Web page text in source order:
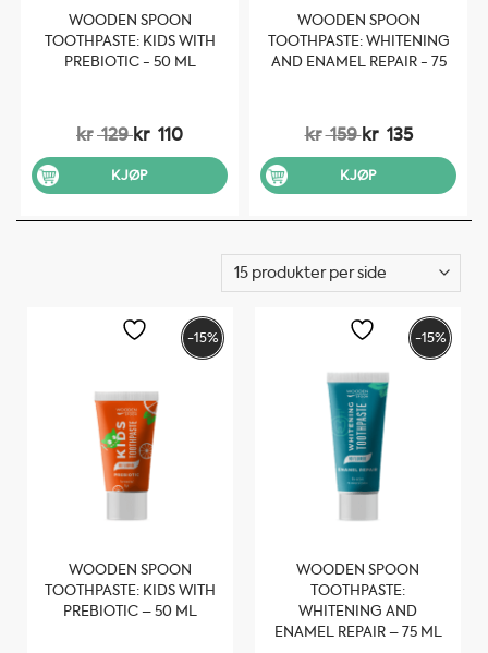
WOODEN SPOON
TOOTHPASTE: KIDS WITH
PREBIOTIC - 50 ML
kr129 kr 110
KJØP
WOODEN SPOON
TOOTHPASTE: WHITENING
AND ENAMEL REPAIR - 75
kr159kr 135
KJØP
-15%
WOODEN SPOON
TOOTHPASTE: KIDS WITH
PREBIOTIC – 50 ML
-15%
WOODEN SPOON
TOOTHPASTE:
WHITENING AND
ENAMEL REPAIR – 75 ML